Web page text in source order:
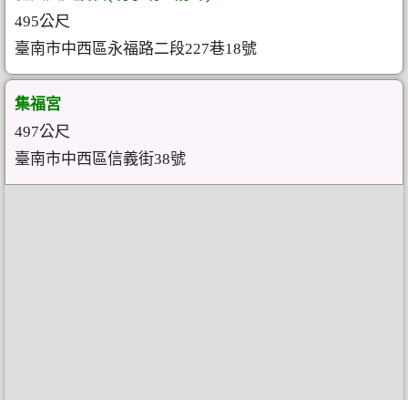
495公尺
臺南市中西區永福路二段227巷18號
集福宮
497公尺
臺南市中西區信義街38號